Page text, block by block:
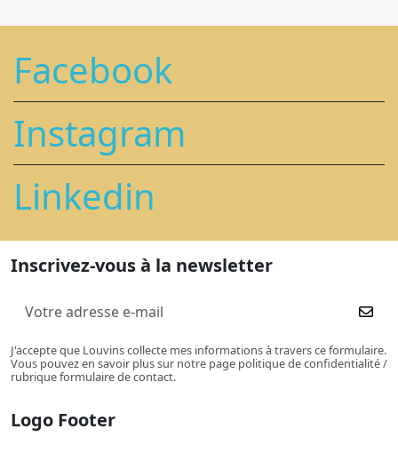
Facebook
Instagram
Linkedin
Inscrivez-vous à la newsletter
J'accepte que Louvins collecte mes informations à travers ce formulaire.
Vous pouvez en savoir plus sur notre page politique de confidentialité /
rubrique formulaire de contact.
Logo Footer